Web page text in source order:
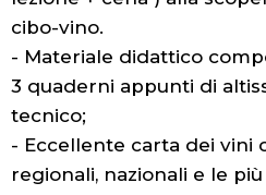
cibo-vino.
- Materiale didattico
3 quaderni appunti di
tecnico;
- Eccellente carta dei vini
regionali, nazionali e le